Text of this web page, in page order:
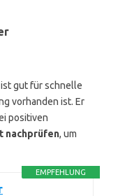
gut für schnelle
vorhanden ist. Er
positiven
nachprüfen, um
EMPFEHLUNG